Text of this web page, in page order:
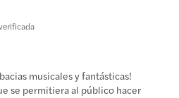
musicales y fantásticas!
se permitiera al público hacer